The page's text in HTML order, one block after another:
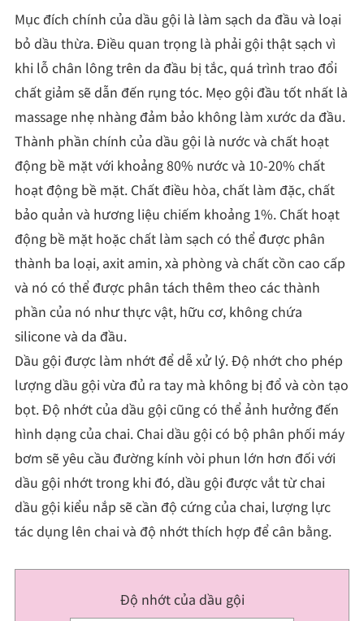
Mục đích chính của dầu gội là làm sạch da đầu và loại
bỏ dầu thừa. Điều quan trọng là phải gội thật sạch vì
khi lỗ chân lông trên da đầu bị tắc, quá trình trao đổi
chất giảm sẽ dẫn đến rụng tóc. Mẹo gội đầu tốt nhất là
massage nhẹ nhàng đảm bảo không làm xước da đầu.
Thành phần chính của dầu gội là nước và chất hoạt
động bề mặt với khoảng 80% nước và 10-20% chất
hoạt động bề mặt. Chất điều hòa, chất làm đặc, chất
bảo quản và hương liệu chiếm khoảng 1%. Chất hoạt
động bề mặt hoặc chất làm sạch có thể được phân
thành ba loại, axit amin, xà phòng và chất cồn cao cấp
và nó có thể được phân tách thêm theo các thành
phần của nó như thực vật, hữu cơ, không chứa
silicone và da đầu.
Dầu gội được làm nhớt để dễ xử lý. Độ nhớt cho phép
lượng dầu gội vừa đủ ra tay mà không bị đổ và còn tạo
bọt. Độ nhớt của dầu gội cũng có thể ảnh hưởng đến
hình dạng của chai. Chai dầu gội có bộ phân phối máy
bơm sẽ yêu cầu đường kính vòi phun lớn hơn đối với
dầu gội nhớt trong khi đó, dầu gội được vắt từ chai
dầu gội kiểu nắp sẽ cần độ cứng của chai, lượng lực
tác dụng lên chai và độ nhớt thích hợp để cân bằng.
Độ nhớt của dầu gội